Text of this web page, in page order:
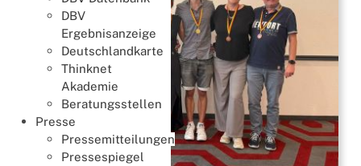
DBV
Ergebnisanzeige
Deutschlandkarte
Thinknet
Akademie
Beratungsstellen
Presse
Pressemitteilungen
Pressespiegel